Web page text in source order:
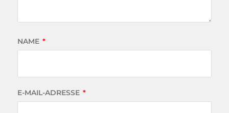
NAME *
E-MAIL-ADRESSE *